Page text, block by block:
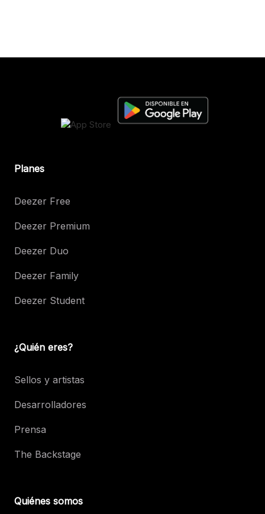
Planes
Deezer Free
Deezer Premium
Deezer Duo
Deezer Family
Deezer Student
¿Quién eres?
Sellos y artistas
Desarrolladores
Prensa
The Backstage
Quiénes somos